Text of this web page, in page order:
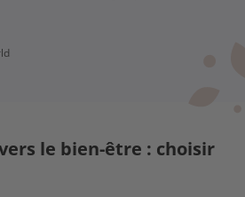
le bien-être : choisir